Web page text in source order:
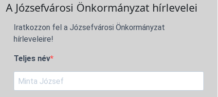
A Józsefvárosi Önkormányzat hírlevelei
Iratkozzon fel a Józsefvárosi Önkormányzat
hírleveleire!
Teljes név